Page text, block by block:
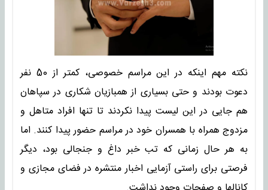
نکته مهم اینکه در این مراسم خصوصی، کمتر از 50 نفر
دعوت بودند و حتی بسیاری از همبازیان شکاری در سپاهان
هم جایی در این لیست پیدا نکردند تا تنها افراد متاهل و
مزدوج همراه با همسران خود در مراسم حضور پیدا کنند. اما
به هر حال زمانی که تب خبر داغ و جنجالی بود، دیگر
فرصتی برای راستی آزمایی اخبار منتشره در فضای مجازی و